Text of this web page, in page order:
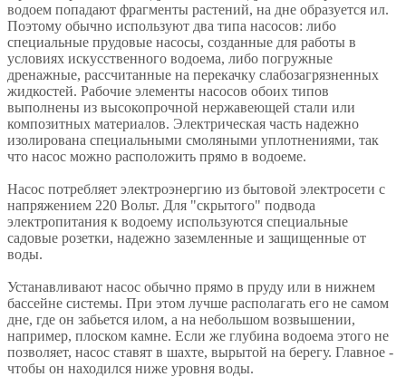
водоем попадают фрагменты растений, на дне образуется ил.
Поэтому обычно используют два типа насосов: либо
специальные прудовые насосы, созданные для работы в
условиях искусственного водоема, либо погружные
дренажные, рассчитанные на перекачку слабозагрязненных
жидкостей. Рабочие элементы насосов обоих типов
выполнены из высокопрочной нержавеющей стали или
композитных материалов. Электрическая часть надежно
изолирована специальными смоляными уплотнениями, так
что насос можно расположить прямо в водоеме.
Насос потребляет электроэнергию из бытовой электросети с
напряжением 220 Вольт. Для "скрытого" подвода
электропитания к водоему используются специальные
садовые розетки, надежно заземленные и защищенные от
воды.
Устанавливают насос обычно прямо в пруду или в нижнем
бассейне системы. При этом лучше располагать его не самом
дне, где он забьется илом, а на небольшом возвышении,
например, плоском камне. Если же глубина водоема этого не
позволяет, насос ставят в шахте, вырытой на берегу. Главное -
чтобы он находился ниже уровня воды.